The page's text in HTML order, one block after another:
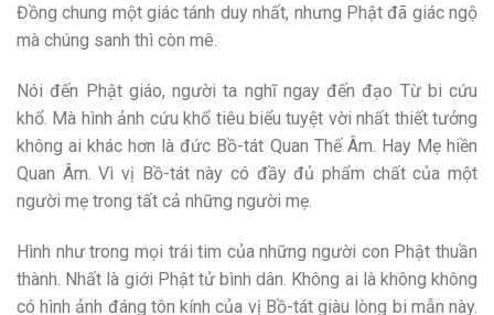
Đồng chung một giác tánh duy nhất, nhưng Phật đã giác ngộ
mà chúng sanh thì còn mê.
Nói đến Phật giáo, người ta nghĩ ngay đến đạo Từ bi cứu
khổ. Mà hình ảnh cứu khổ tiêu biểu tuyệt vời nhất thiết tưởng
không ai khác hơn là đức Bồ-tát Quan Thế Âm. Hay Mẹ hiền
Quan Âm. Vì vị Bồ-tát này có đầy đủ phẩm chất của một
người mẹ trong tất cả những người mẹ.
Hình như trong mọi trái tim của những người con Phật thuần
thành. Nhất là giới Phật tử bình dân. Không ai là không không
có hình ảnh đáng tôn kính của vị Bồ-tát giàu lòng bi mẫn này.